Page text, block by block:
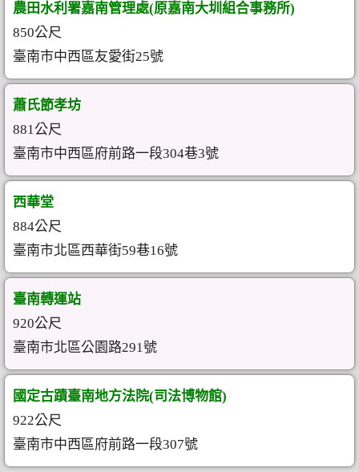
農田水利署嘉南管理處(原嘉南大圳組合事務所)
850公尺
臺南市中西區友愛街25號
蕭氏節孝坊
881公尺
臺南市中西區府前路一段304巷3號
西華堂
884公尺
臺南市北區西華街59巷16號
臺南轉運站
920公尺
臺南市北區公園路291號
國定古蹟臺南地方法院(司法博物館)
922公尺
臺南市中西區府前路一段307號